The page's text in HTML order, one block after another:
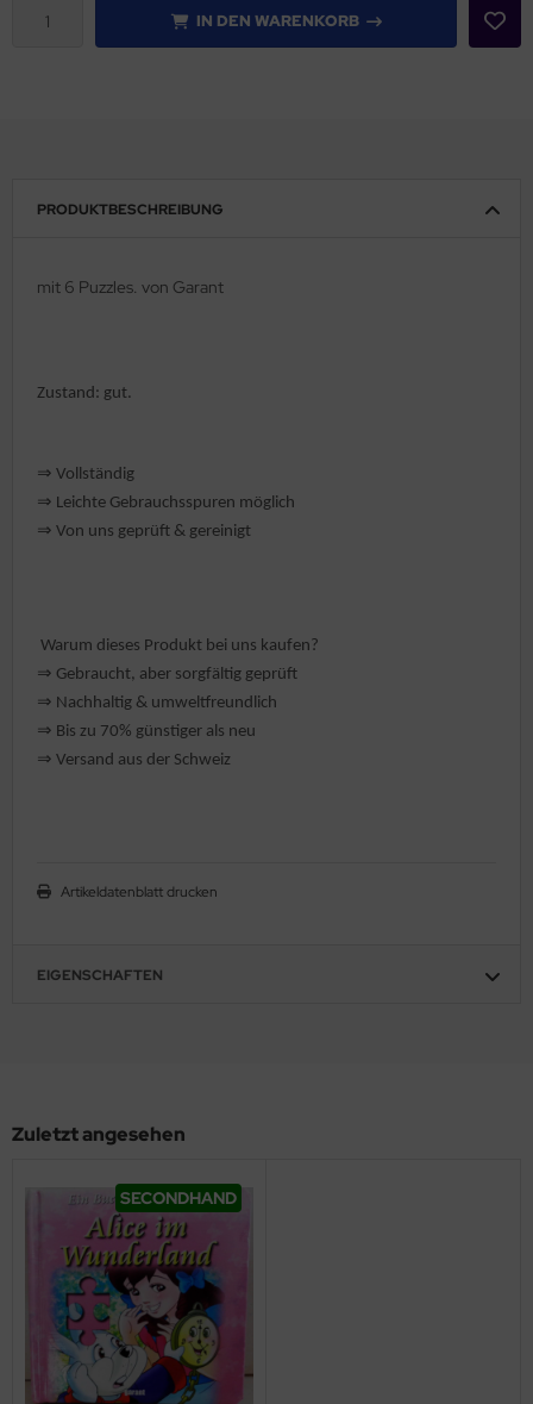
IN DEN WARENKORB
PRODUKTBESCHREIBUNG
mit 6 Puzzles. von Garant
Zustand: gut.
⇒ Vollständig
⇒ ️ Leichte Gebrauchsspuren möglich
⇒ Von uns geprüft & gereinigt
Warum dieses Produkt bei uns kaufen?
⇒ ️ Gebraucht, aber sorgfältig geprüft
⇒ ️ Nachhaltig & umweltfreundlich
⇒ Bis zu 70% günstiger als neu
⇒ ️ Versand aus der Schweiz
Artikeldatenblatt drucken
EIGENSCHAFTEN
Zuletzt angesehen
SECONDHAND
/ Rucksäcke